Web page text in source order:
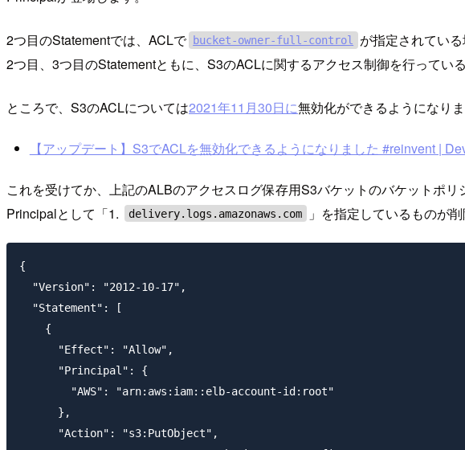
2つ目のStatementでは、ACLで bucket-owner-full-control
が指定されてい
2つ目、3つ目のStatementともに、S3のACLに関するアクセス制御を行っている
ところで、S3のACLについては2021年11月30日に無効化ができるようになり
【アップデート】S3でACLを無効化できるようになりました #reinvent |
これを受けてか、上記のALBのアクセスログ保存用S3バケットのバケットポ
Principalとして「1.
delivery.logs.amazonaws.com 」を指定しているものが削
{
  "Version": "2012-10-17",
  "Statement": [
    {
      "Effect": "Allow",
      "Principal": {
        "AWS": "arn:aws:iam::elb-account-id:root"
      },
      "Action": "s3:PutObject",